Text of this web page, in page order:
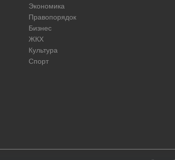
Экономика
Правопорядок
Бизнес
ЖКХ
Культура
Спорт